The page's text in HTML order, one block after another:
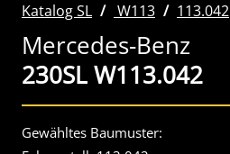
Katalog SL W113 113.042
Mercedes-Benz
230SL W113.042
Gewähltes Baumuster: